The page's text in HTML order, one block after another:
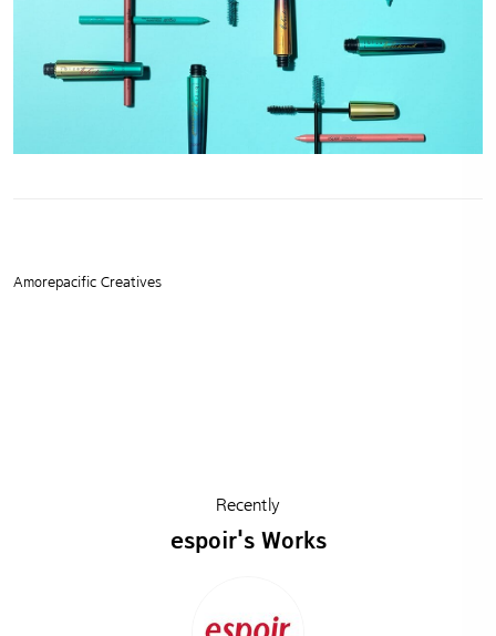
Amorepacific Creatives
Recently
espoir's Works